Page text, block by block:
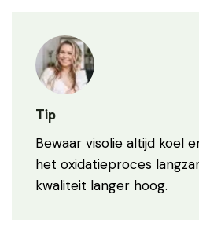
Tip
Bewaar visolie altijd koel
het oxidatieproces
kwaliteit langer hoog.